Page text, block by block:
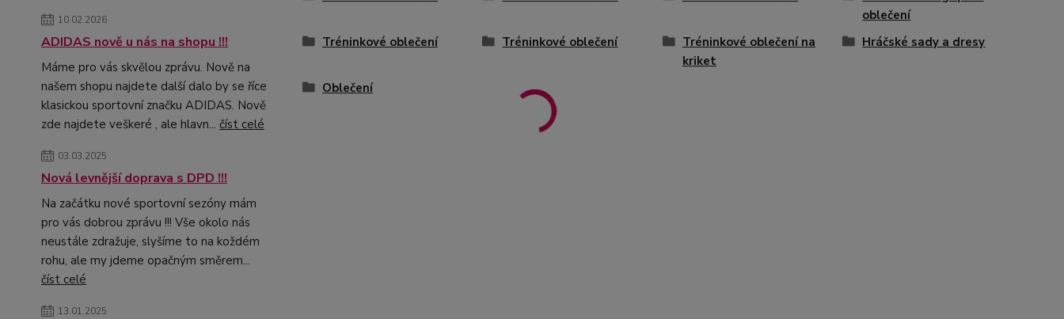
10.02.2026
ADIDAS nově u nás na shopu !!!
Máme pro vás skvělou zprávu. Nově na
našem shopu najdete další dalo by se říce
klasickou sportovní značku ADIDAS. Nově
zde najdete veškeré , ale hlavn... číst celé
03.03.2025
Nová levnější doprava s DPD !!!
Na začátku nové sportovní sezóny mám
pro vás dobrou zprávu !!! Vše okolo nás
neustále zdražuje, slyšíme to na koždém
rohu, ale my jdeme opačným směrem...
číst celé
13.01.2025
oblečení
Tréninkové oblečení
Tréninkové oblečení
Tréninkové oblečení na
kriket
Hráčské sady a dresy
Oblečení